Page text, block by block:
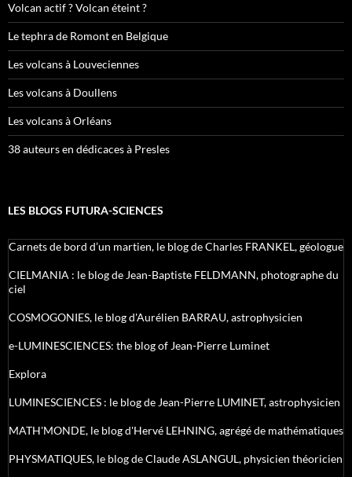
Volcan actif ? Volcan éteint ?
Le tephra de Romont en Belgique
Les volcans à Louveciennes
Les volcans à Doullens
Les volcans à Orléans
38 auteurs en dédicaces à Presles
LES BLOGS FUTURA-SCIENCES
Carnets de bord d’un martien, le blog de Charles FRANKEL, géologue
CIELMANIA : le blog de Jean-Baptiste FELDMANN, photographe du
ciel
COSMOGONIES, le blog d'Aurélien BARRAU, astrophysicien
e-LUMINESCIENCES: the blog of Jean-Pierre Luminet
Explora
LUMINESCIENCES : le blog de Jean-Pierre LUMINET, astrophysicien
MATH'MONDE, le blog d'Hervé LEHNING, agrégé de mathématiques
PHYSMATIQUES, le blog de Claude ASLANGUL, physicien théoricien